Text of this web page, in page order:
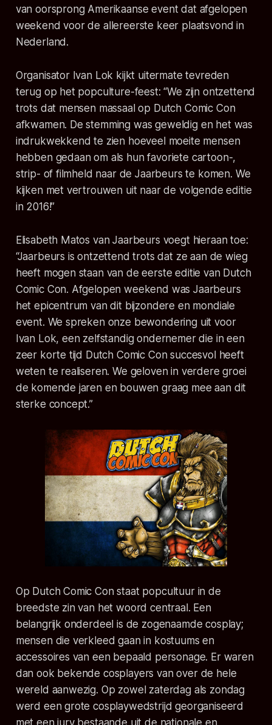
van oorsprong Amerikaanse event dat afgelopen
weekend voor de allereerste keer plaatsvond in
Nederland.
Organisator Ivan Lok kijkt uitermate tevreden
terug op het popculture-feest:“We zijn ontzettend
trots dat mensen massaal op Dutch Comic Con
afkwamen. De stemming was geweldig en het was
indrukwekkend te zien hoeveel moeite mensen
hebben gedaan om als hun favoriete cartoon-,
strip- of filmheld naar de Jaarbeurs te komen. We
kijken met vertrouwen uit naar de volgende editie
in 2016!”
Elisabeth Matos van Jaarbeurs voegt hieraan toe:
“Jaarbeurs is ontzettend trots dat ze aan de wieg
heeft mogen staan van de eerste editie van Dutch
Comic Con. Afgelopen weekend was Jaarbeurs
het epicentrum van dit bijzondere en mondiale
event. We spreken onze bewondering uit voor
Ivan Lok, een zelfstandig ondernemer die in een
zeer korte tijd Dutch Comic Con succesvol heeft
weten te realiseren. We geloven in verdere groei
de komende jaren en bouwen graag mee aan dit
sterke concept.”
Op Dutch Comic Con staat popcultuur in de
breedste zin van het woord centraal. Een
belangrijk onderdeel is de zogenaamde cosplay;
mensen die verkleed gaan in kostuums en
accessoires van een bepaald personage. Er waren
dan ook bekende cosplayers van over de hele
wereld aanwezig. Op zowel zaterdag als zondag
werd een grote cosplaywedstrijd georganiseerd